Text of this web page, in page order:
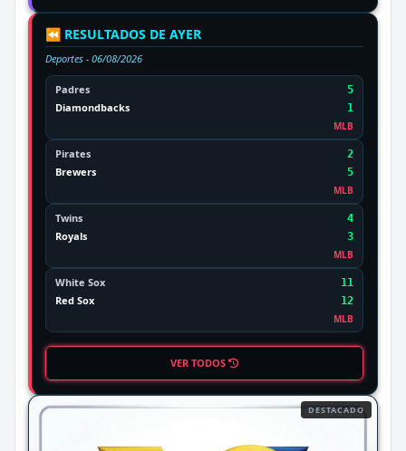
⏪ RESULTADOS DE AYER
Deportes - 06/08/2026
Padres 5
Diamondbacks
1
MLB
Pirates 2
Brewers
5
MLB
Twins 4
Royals
3
MLB
White Sox 11
Red Sox
12
MLB
VER TODOS
DESTACADO